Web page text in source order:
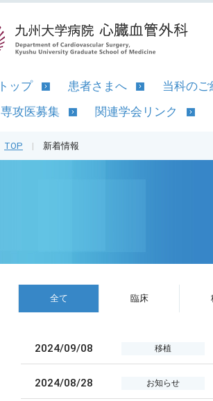
トップ 患者さまへ 当科のご
専攻医募集
関連学会リンク
TOP | 新着情報
全て 臨床
2024/09/08 移植
2024/08/28 お知らせ